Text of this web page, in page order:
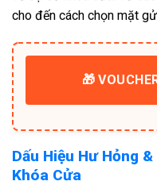
cho đến cách chọn mặt
🎁
Dấu Hiệu Hư Hỏng
Khóa Cửa